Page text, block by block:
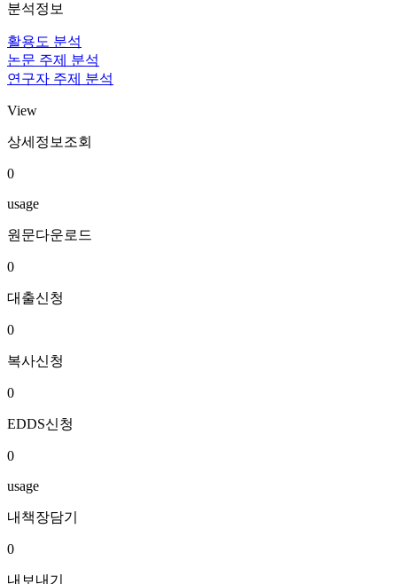
분석정보
활용도 분석
논문 주제 분석
연구자 주제 분석
View
상세정보조회
0
usage
원문다운로드
0
대출신청
0
복사신청
0
EDDS신청
0
usage
내책장담기
0
내보내기